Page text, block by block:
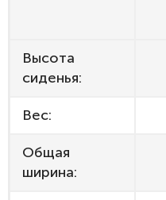
Высота
сиденья:
Вес:
Общая
ширина: